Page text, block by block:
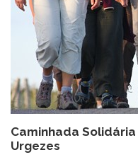
Caminhada
Urgezes